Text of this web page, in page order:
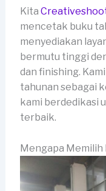
Kita
mencetak buku
menyediakan
bermutu tinggi
dan finishing.
tahunan sebagai
kami berdedikasi
terbaik.
Mengapa Memilih